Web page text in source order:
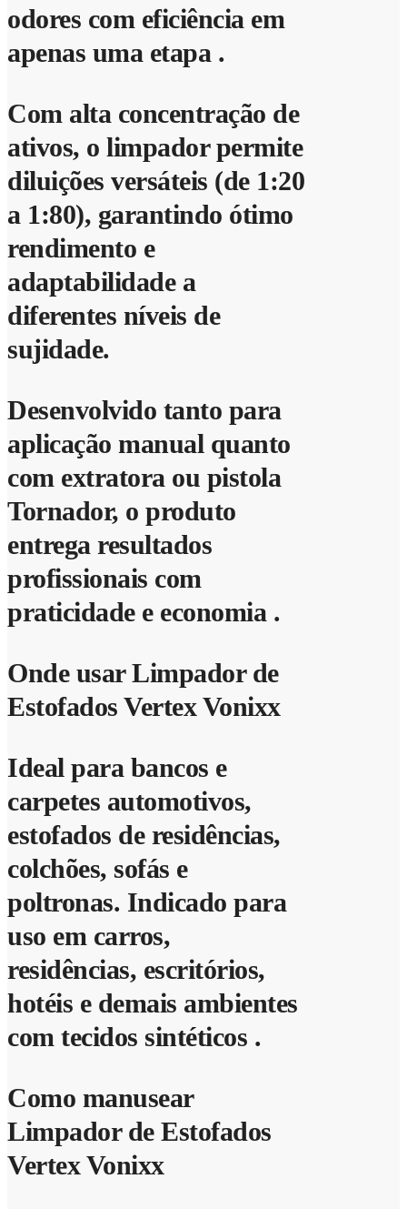
odores com eficiência em
apenas uma etapa .
Com alta concentração de
ativos, o limpador permite
diluições versáteis (de 1:20
a 1:80), garantindo ótimo
rendimento e
adaptabilidade a
diferentes níveis de
sujidade.
Desenvolvido tanto para
aplicação manual quanto
com extratora ou pistola
Tornador, o produto
entrega resultados
profissionais com
praticidade e economia .
Onde usar Limpador de
Estofados Vertex Vonixx
Ideal para bancos e
carpetes automotivos,
estofados de residências,
colchões, sofás e
poltronas. Indicado para
uso em carros,
residências, escritórios,
hotéis e demais ambientes
com tecidos sintéticos .
Como manusear
Limpador de Estofados
Vertex Vonixx